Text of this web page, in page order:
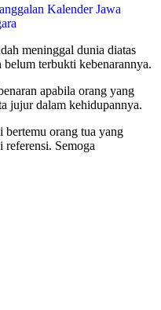
Kalender Jawa
meninggal dunia diatas
belum terbukti kebenarannya.
apabila orang yang
jujur dalam kehidupannya.
orang tua yang
referensi. Semoga